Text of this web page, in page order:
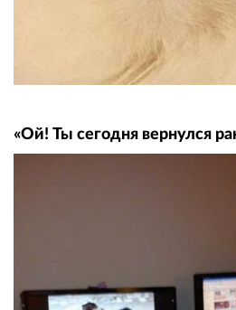
«Ой! Ты сегодня вернулся